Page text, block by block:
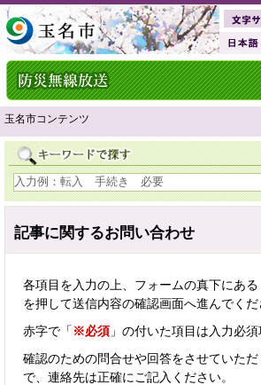
玉名市コンテンツ
記事に関するお問い合わせ
各項目を入力の上、フォームの真下にあ
を押して送信内容の確認画面へ進んでくだ
赤字で「 ※必須 」の付いた項目は入力必須
確認のための問合せや回答をさせていた
で、連絡先は正確にご記入ください。